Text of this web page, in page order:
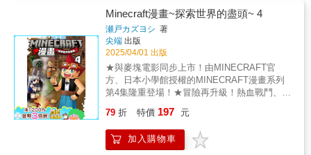
──「如何找到最合適的家庭寵物」，幫助中小
學生理解AI的關鍵概念。讀者跟隨主角康康和
娜娜這對兄妹一起展開尋找領養小狗的旅程
「並且一步步完成我們設計的活動」便能輕鬆
的理解像「機器學習」和「AI模型」這些人人
朗朗上口的詞彙。 本書引導年輕讀者了解
人工智慧過程的三個步驟：收集、訓練、決
策。每章節結尾的習題︐能讓讀者實際運用新
學到的技能。這本書所提供的AI知識與技能︐
使下一代的AI原生世代能在日常生活中運用並
評估AI更重要的是︐讓他們能深刻了解AI的運
作原理與應用。「這本書透過一對兄妹，向身
是閃爍燈光、角色跳躍調整、製作互動機關
等，讓遊戲變得更好玩。完成作品後，還能學
習發布到平台，甚至進行手機端測試與團隊合
作，真正讓創意被更多人看見。透過清楚步驟
與圖示，即使是第一次接觸也能輕鬆上手，從
零開始就做出超有成就感的好玩遊戲！ ◎章節
簡介 首先介紹「Roblox Studio的安裝與啟
動」，並且透過體驗「Obby範本（跑酷遊
戲）」來快速了解ROBLOX Studio的魅力。接
又充滿成就感的「閃爍燈」，在短時間內體會
到創作的樂趣。 第二章進一步進行基礎操作練
Minecraft漫畫~探索世界的盡頭~ 4
瀬戸カズヨシ 著
尖端 出版
2025/04/01 出版
★與麥塊電影同步上市！由MINECRAFT官
方、日本小學館授權的MINECRAFT漫畫系列
第4集隆重登場！ ★冒險再升級！熱血戰鬥、爆
本作是一部結合MINECRAFT遊戲特色與日式
熱血冒險的絕佳漫畫。主角「尼克」與冷靜理
智的前人類「格雷」、會說話的苦力怕「涅
79 折 特價 197 元
加入購物車